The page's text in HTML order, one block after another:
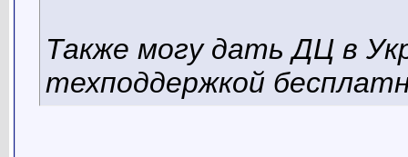
Также могу дать ДЦ в
техподдержкой